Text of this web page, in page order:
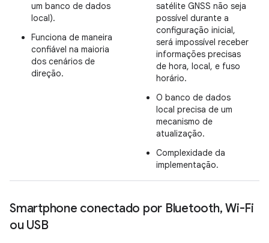
um banco de dados
local).
Funciona de maneira
confiável na maioria
dos cenários de
direção.
satélite GNSS não seja
possível durante a
configuração inicial,
será impossível receber
informações precisas
de hora, local, e fuso
horário.
O banco de dados
local precisa de um
mecanismo de
atualização.
Complexidade da
implementação.
Smartphone conectado por Bluetooth, Wi-Fi
ou USB